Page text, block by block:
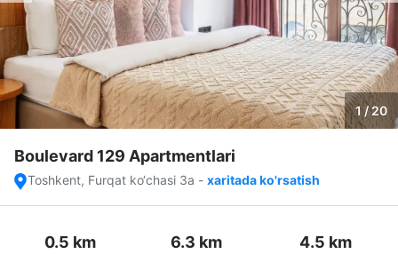
1 / 20
Boulevard 129 Apartmentlari
Toshkent, Furqat ko‘chasi 3a - xaritada ko'rsatish
0.5 km 6.3 km 4.5 km